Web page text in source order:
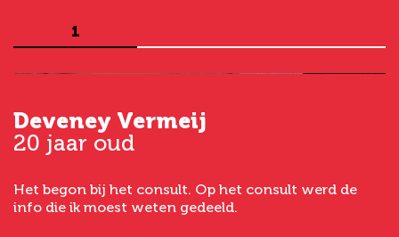
1
Deveney Vermeij
20 jaar oud
Het begon bij het consult. Op het consult werd de
info die ik moest weten gedeeld.